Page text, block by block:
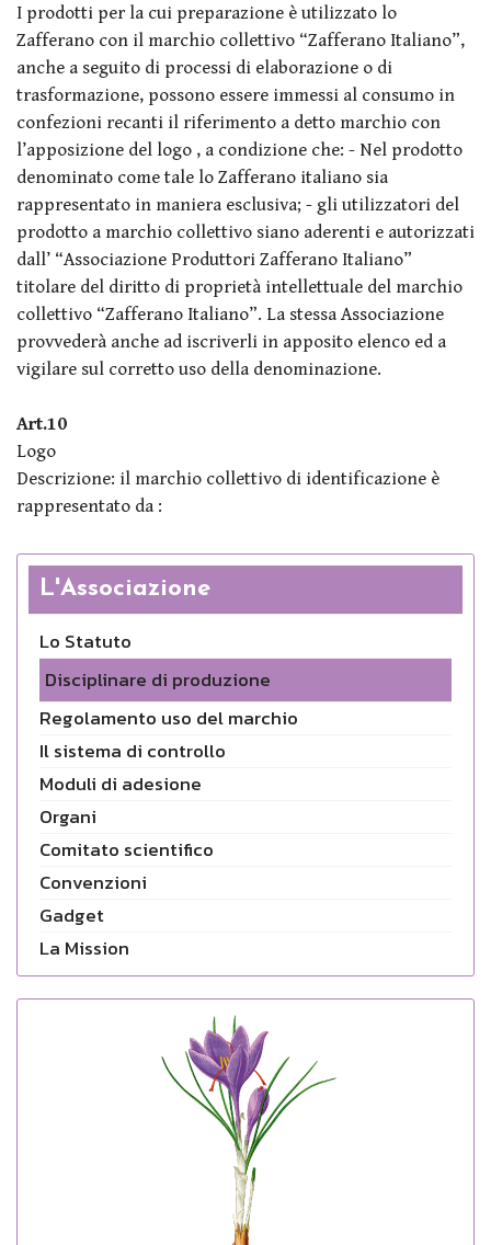
L'Associazione
Lo Statuto
Disciplinare di produzione
Regolamento uso del marchio
Il sistema di controllo
Moduli di adesione
Organi
Comitato scientifico
Convenzioni
Gadget
La Mission
I prodotti per la cui preparazione è utilizzato lo
Zafferano con il marchio collettivo “Zafferano Italiano”,
anche a seguito di processi di elaborazione o di
trasformazione, possono essere immessi al consumo in
confezioni recanti il riferimento a detto marchio con
l’apposizione del logo , a condizione che: - Nel prodotto
denominato come tale lo Zafferano italiano sia
rappresentato in maniera esclusiva; - gli utilizzatori del
prodotto a marchio collettivo siano aderenti e autorizzati
dall’ “Associazione Produttori Zafferano Italiano”
titolare del diritto di proprietà intellettuale del marchio
collettivo “Zafferano Italiano”. La stessa Associazione
provvederà anche ad iscriverli in apposito elenco ed a
vigilare sul corretto uso della denominazione.
Art.10
Logo
Descrizione: il marchio collettivo di identificazione è
rappresentato da :